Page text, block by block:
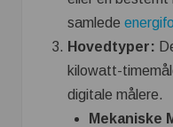
samlede
Hovedtyper:
kilowatt-
digitale målere.
Mekaniske